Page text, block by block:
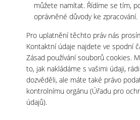
můžete namítat. Řídíme se tím,
oprávněné důvody ke zpracování.
Pro uplatnění těchto práv nás
Kontaktní údaje najdete ve spodní
Zásad používání souborů cookies.
to, jak nakládáme s vašimi údaji,
dozvěděli, ale máte také právo
kontrolnímu orgánu (Úřadu pro
údajů).